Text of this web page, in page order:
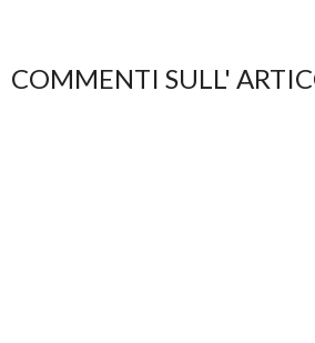
COMMENTI SULL'